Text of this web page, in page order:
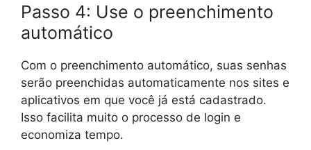
Passo 4: Use o preenchimento
automático
Com o preenchimento automático, suas senhas
serão preenchidas automaticamente nos sites e
aplicativos em que você já está cadastrado.
Isso facilita muito o processo de login e
economiza tempo.